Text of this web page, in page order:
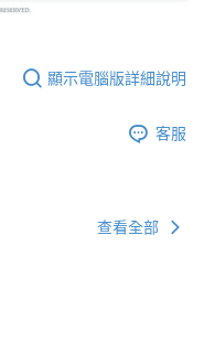
顯示電腦版詳細說明
客服
查看全部